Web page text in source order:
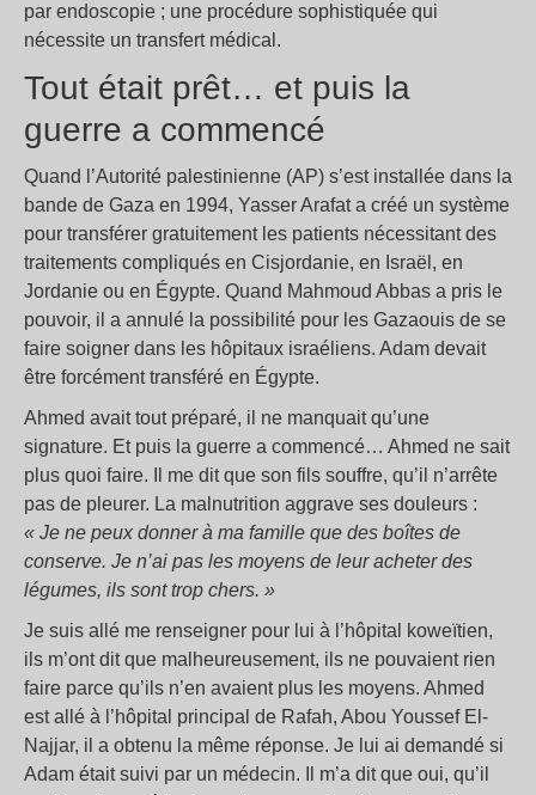
par endoscopie ; une procédure sophistiquée qui
nécessite un transfert médical.
Tout était prêt… et puis la
guerre a commencé
Quand l’Autorité palestinienne (AP) s’est installée dans la
bande de Gaza en 1994, Yasser Arafat a créé un système
pour transférer gratuitement les patients nécessitant des
traitements compliqués en Cisjordanie, en Israël, en
Jordanie ou en Égypte. Quand Mahmoud Abbas a pris le
pouvoir, il a annulé la possibilité pour les Gazaouis de se
faire soigner dans les hôpitaux israéliens. Adam devait
être forcément transféré en Égypte.
Ahmed avait tout préparé, il ne manquait qu’une
signature. Et puis la guerre a commencé… Ahmed ne sait
plus quoi faire. Il me dit que son fils souffre, qu’il n’arrête
pas de pleurer. La malnutrition aggrave ses douleurs :
« Je ne peux donner à ma famille que des boîtes de
conserve. Je n’ai pas les moyens de leur acheter des
légumes, ils sont trop chers. »
Je suis allé me renseigner pour lui à l’hôpital koweïtien,
ils m’ont dit que malheureusement, ils ne pouvaient rien
faire parce qu’ils n’en avaient plus les moyens. Ahmed
est allé à l’hôpital principal de Rafah, Abou Youssef El-
Najjar, il a obtenu la même réponse. Je lui ai demandé si
Adam était suivi par un médecin. Il m’a dit que oui, qu’il